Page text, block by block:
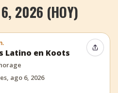
6, 2026 (HOY)
Latino en Koots
ago 6, 2026